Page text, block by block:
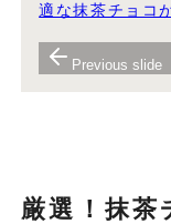
適な抹茶チョコ
Previous slide
厳選！抹